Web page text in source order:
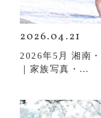
2026.04.21
2026年5月 湘南
｜家族写真・…